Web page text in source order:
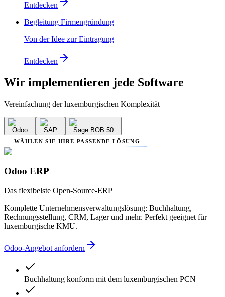
Entdecken
Begleitung Firmengründung
Von der Idee zur Eintragung
Entdecken
Wir implementieren jede Software
Vereinfachung der luxemburgischen Komplexität
Odoo SAP Sage BOB 50
WÄHLEN SIE IHRE PASSENDE LÖSUNG
Odoo ERP
Das flexibelste Open-Source-ERP
Komplette Unternehmensverwaltungslösung: Buchhaltung,
Rechnungsstellung, CRM, Lager und mehr. Perfekt geeignet für
luxemburgische KMU.
Odoo-Angebot anfordern
Buchhaltung konform mit dem luxemburgischen PCN